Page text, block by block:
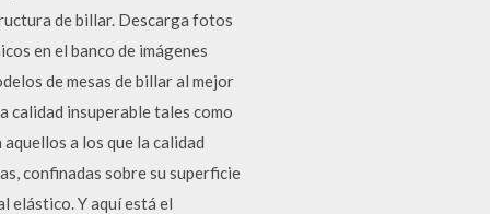
de billar. Descarga fotos
en el banco de imágenes
de mesas de billar al mejor
calidad insuperable tales como
a los que la calidad
confinadas sobre su superficie
elástico. Y aquí está el